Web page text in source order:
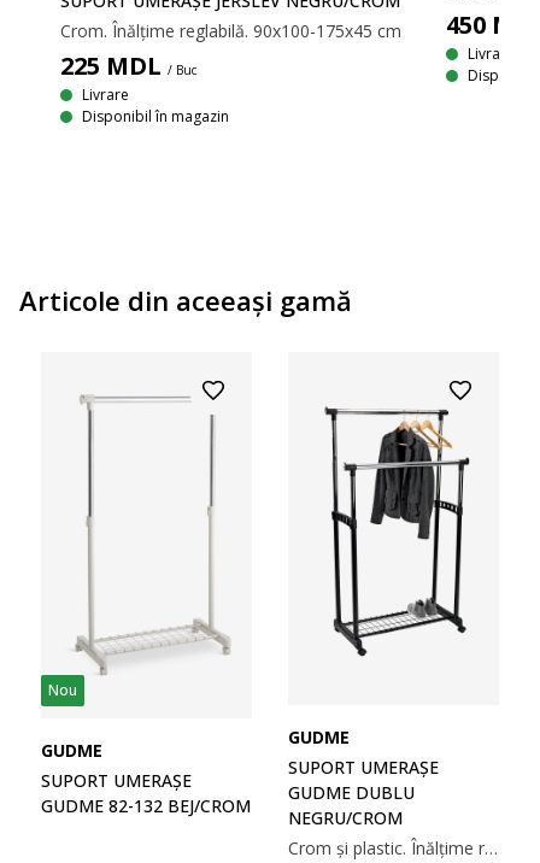
Crom. Înălțime reglabilă. 90x100-175x45 cm
225 MDL / Buc
Livrare
Disponibil în magazin
450
Livrare
Disponibil
Articole din aceeaşi gamă
Nou
GUDME
SUPORT UMERAȘE
GUDME 82-132 BEJ/CROM
GUDME
SUPORT UMERAȘE
GUDME DUBLU
NEGRU/CROM
Crom și plastic. Înălțime reglabilă. 83x93-168x43 cm